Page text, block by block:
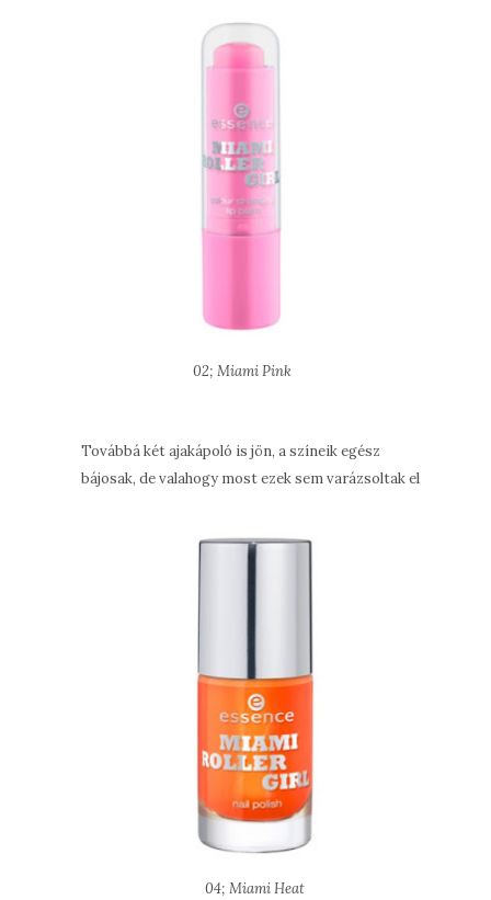
02; Miami Pink
Továbbá két ajakápoló is jön, a színeik egész
bájosak, de valahogy most ezek sem varázsoltak el.
04; Miami Heat